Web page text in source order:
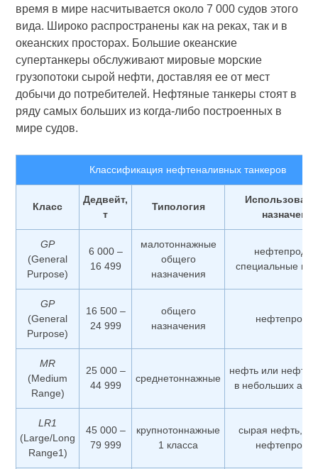
время в мире насчитывается около 7 000 судов этого
вида. Широко распространены как на реках, так и в
океанских просторах. Большие океанские
супертанкеры обслуживают мировые морские
грузопотоки сырой нефти, доставляя ее от мест
добычи до потребителей. Нефтяные танкеры стоят в
ряду самых больших из когда-либо построенных в
мире судов.
Классификация нефтеналивных танкеров
Класс
Дедвейт,
т
Типология
GP
(General
Purpose)
6 000 –
16 499
малотоннажные
общего
назначения
специальные
GP
(General
Purpose)
16 500 –
24 999
общего
назначения
MR
(Medium
Range)
25 000 –
44 999
среднетоннажные
нефть или
в небольших
LR1
(Large/Long
Range1)
45 000 –
79 999
крупнотоннажные
1 класса
сырая нефть,